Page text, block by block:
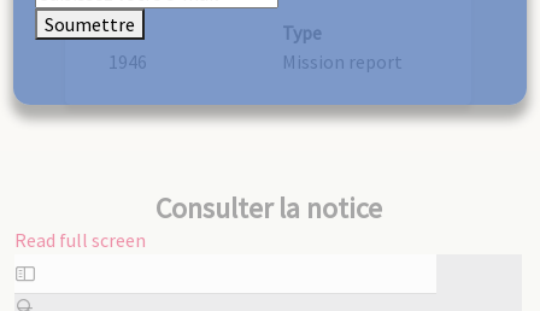
Year
1946
Type
Mission report
Consulter la notice
Read full screen
Skip
to
Soumettre